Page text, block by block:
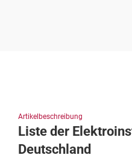
Artikelbeschreibung
Liste der
Deutschland